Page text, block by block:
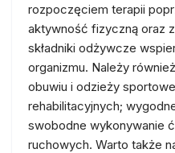
rozpoczęciem terapii
aktywność fizyczną oraz
składniki odżywcze
organizmu. Należy
obuwiu i odzieży
rehabilitacyjnych;
swobodne wykonywanie
ruchowych. Warto także